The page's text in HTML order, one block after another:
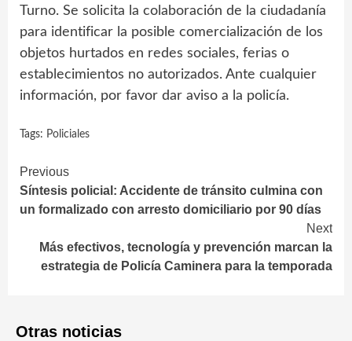
Turno. Se solicita la colaboración de la ciudadanía
para identificar la posible comercialización de los
objetos hurtados en redes sociales, ferias o
establecimientos no autorizados. Ante cualquier
información, por favor dar aviso a la policía.
Tags: Policiales
Continue
Reading
Previous
Síntesis policial: Accidente de tránsito culmina con
un formalizado con arresto domiciliario por 90 días
Next
Más efectivos, tecnología y prevención marcan la
estrategia de Policía Caminera para la temporada
Otras noticias